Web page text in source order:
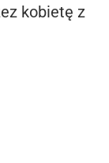
kobietę z